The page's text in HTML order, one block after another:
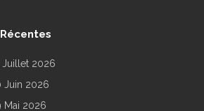
Juillet 2026
Juin 2026
Mai 2026